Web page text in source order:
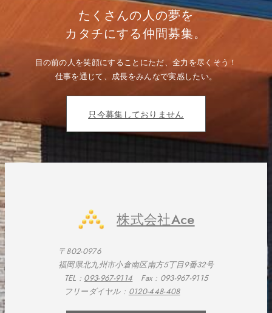
たくさんの人の夢を
カタチにする仲間募集。
目の前の人を笑顔にすることにただ、全力を尽くそう！
仕事を通じて、成長をみんなで実感したい。
只今募集しておりません
株式会社Ace
〒802-0976
福岡県北九州市小倉南区南方5丁目9番32号
TEL : 093-967-9114 Fax : 093-967-9115
フリーダイヤル : 0120-448-408